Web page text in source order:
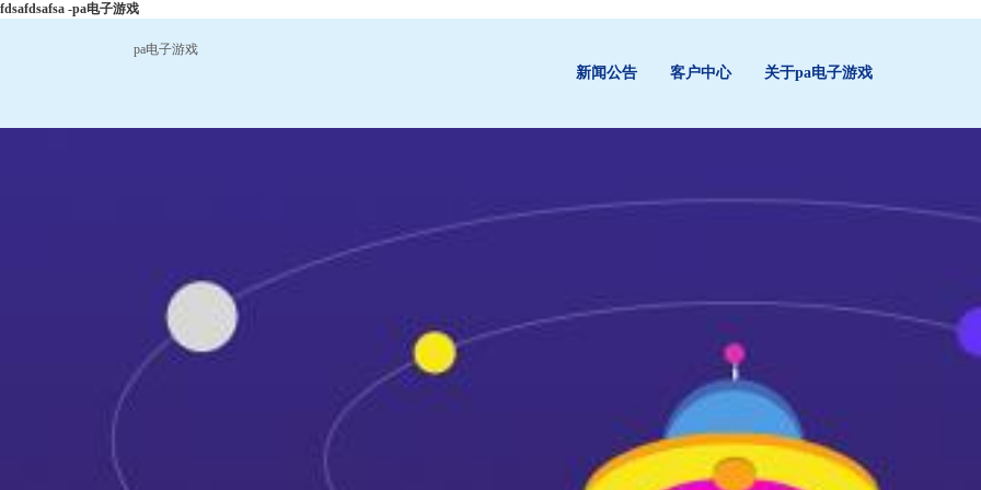
fdsafdsafsa -pa电子游戏
pa电子游戏
新闻公告 客户中心 关于pa电子游戏